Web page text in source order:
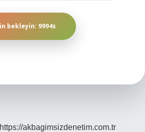
https://akbagimsizdenetim.com.tr